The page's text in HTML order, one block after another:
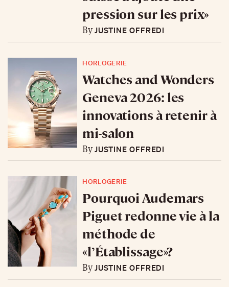
pression sur les prix»
ByJUSTINE OFFREDI
HORLOGERIE
Watches and Wonders
Geneva 2026: les
innovations à retenir à
mi-salon
ByJUSTINE OFFREDI
HORLOGERIE
Pourquoi Audemars
Piguet redonne vie à la
méthode de
«l’Établissage»?
ByJUSTINE OFFREDI